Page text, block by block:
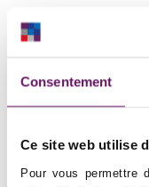
Consentement
Ce site web utilise
Pour vous permettre